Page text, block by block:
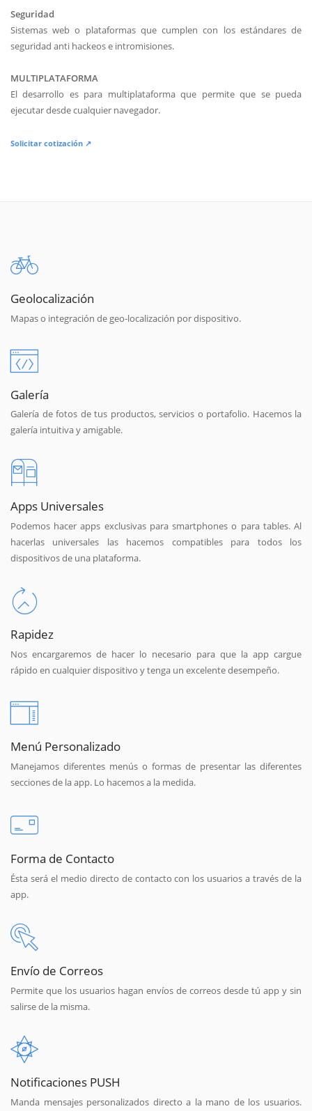
Seguridad
Sistemas web o plataformas que cumplen con los estándares de
seguridad anti hackeos e intromisiones.
MULTIPLATAFORMA
El desarrollo es para multiplataforma que permite que se pueda
ejecutar desde cualquier navegador.
Solicitar cotización ↗
Geolocalización
Mapas o integración de geo-localización por dispositivo.
Galería
Galería de fotos de tus productos, servicios o portafolio. Hacemos la
galería intuitiva y amigable.
Apps Universales
Podemos hacer apps exclusivas para smartphones o para tables. Al
hacerlas universales las hacemos compatibles para todos los
dispositivos de una plataforma.
Rapidez
Nos encargaremos de hacer lo necesario para que la app cargue
rápido en cualquier dispositivo y tenga un excelente desempeño.
Menú Personalizado
Manejamos diferentes menús o formas de presentar las diferentes
secciones de la app. Lo hacemos a la medida.
Forma de Contacto
Ésta será el medio directo de contacto con los usuarios a través de la
app.
Envío de Correos
Permite que los usuarios hagan envíos de correos desde tú app y sin
salirse de la misma.
Notificaciones PUSH
Manda mensajes personalizados directo a la mano de los usuarios.